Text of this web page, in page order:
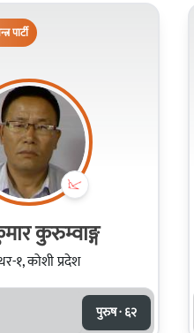
पार्टी
कुरुम्वाङ्ग
१, कोशी प्रदेश
पुरुष · ६२